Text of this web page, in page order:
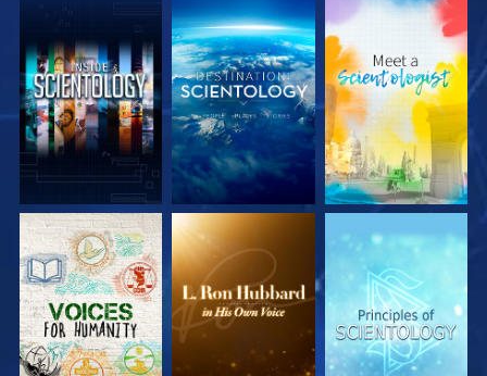
VERKEN DE SERIE VERKEN DE SERIE VERKEN DE SERIE